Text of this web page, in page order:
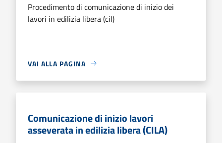
Procedimento di comunicazione di inizio dei
lavori in edilizia libera (cil)
VAI ALLA PAGINA
Comunicazione di inizio lavori
asseverata in edilizia libera (CILA)